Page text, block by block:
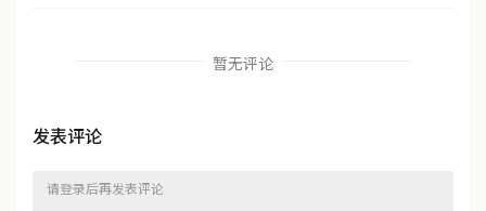
暂无评论
发表评论